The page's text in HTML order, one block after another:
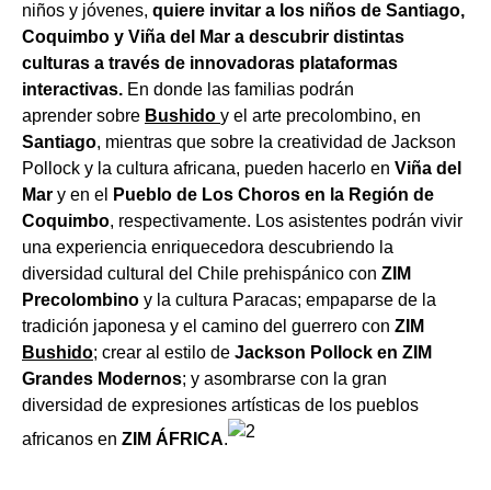
niños y jóvenes, quiere invitar a los niños de Santiago,
Coquimbo y Viña del Mar a descubrir distintas
culturas a través de innovadoras plataformas
interactivas. En donde las familias podrán
aprender sobre Bushido y el arte precolombino, en
Santiago, mientras que sobre la creatividad de Jackson
Pollock y la cultura africana, pueden hacerlo en Viña del
Mar y en el
Pueblo de Los Choros en la Región de
Coquimbo, respectivamente. Los asistentes podrán vivir
una experiencia enriquecedora descubriendo la
diversidad cultural del Chile prehispánico con ZIM
Precolombino y la cultura Paracas; empaparse de la
tradición japonesa y el camino del guerrero con ZIM
Bushido; crear al estilo de Jackson Pollock en ZIM
Grandes Modernos; y asombrarse con la gran
diversidad de expresiones artísticas de los pueblos
africanos en ZIM ÁFRICA.